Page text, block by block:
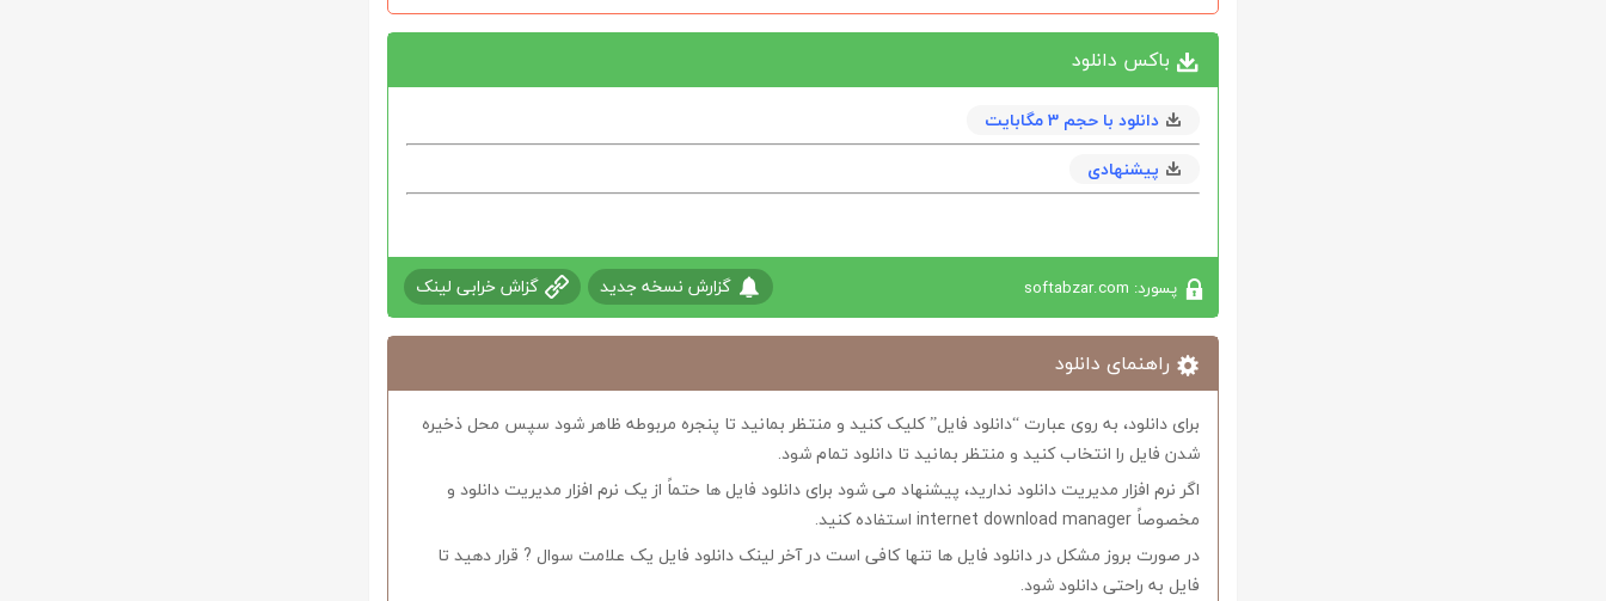
باکس دانلود
دانلود با حجم 3 مگابايت
پیشنهادی
پسورد: softabzar.com گزارش نسخه جدید گزاش خرابی لینک
راهنمای دانلود
برای دانلود، به روی عبارت “دانلود فایل” کلیک کنید و منتظر بمانید تا پنجره مربوطه ظاهر شود سپس محل ذخیره
شدن فایل را انتخاب کنید و منتظر بمانید تا دانلود تمام شود.
اگر نرم افزار مدیریت دانلود ندارید، پیشنهاد می شود برای دانلود فایل ها حتماً از یک نرم افزار مدیریت دانلود و
مخصوصاً internet download manager استفاده کنید.
در صورت بروز مشکل در دانلود فایل ها تنها کافی است در آخر لینک دانلود فایل یک علامت سوال ? قرار دهید تا
فایل به راحتی دانلود شود.